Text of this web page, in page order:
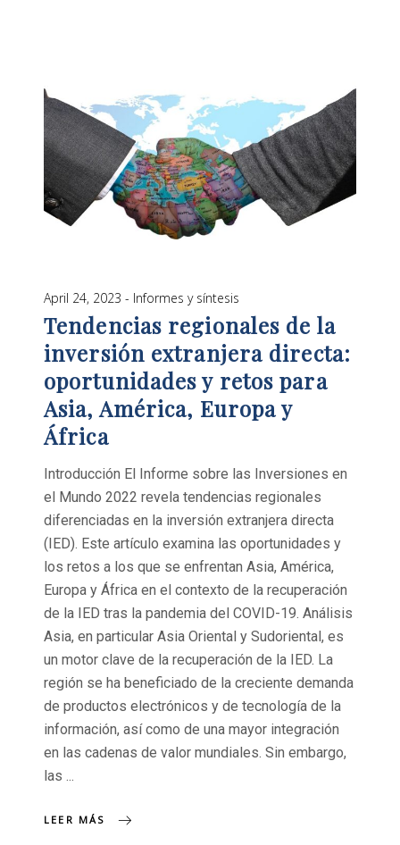
April 24, 2023 Informes y síntesis
Tendencias regionales de la
inversión extranjera directa:
oportunidades y retos para
Asia, América, Europa y
África
Introducción El Informe sobre las Inversiones en
el Mundo 2022 revela tendencias regionales
diferenciadas en la inversión extranjera directa
(IED). Este artículo examina las oportunidades y
los retos a los que se enfrentan Asia, América,
Europa y África en el contexto de la recuperación
de la IED tras la pandemia del COVID-19. Análisis
Asia, en particular Asia Oriental y Sudoriental, es
un motor clave de la recuperación de la IED. La
región se ha beneficiado de la creciente demanda
de productos electrónicos y de tecnología de la
información, así como de una mayor integración
en las cadenas de valor mundiales. Sin embargo,
las
LEER MÁS